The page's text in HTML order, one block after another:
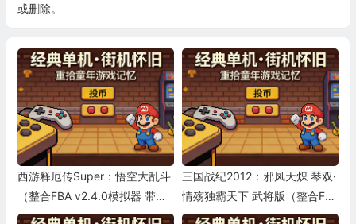
或删除。
西游释厄传Super：悟空大乱斗
（整合FBA v2.4.0模拟器 带作
弊码）
三国战纪2012：邪凤天炽 琴双·
情殇独霸天下 武将版（整合FB
A v2.4.0模拟器 带作弊码）